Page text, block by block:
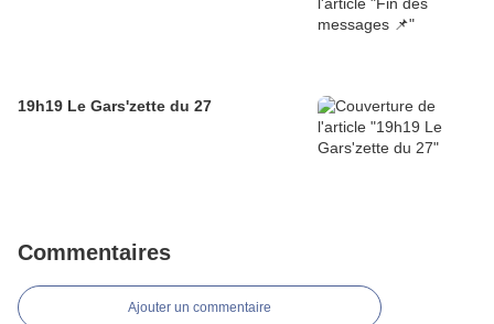
19h19 Le Gars'zette du 27
Commentaires
Ajouter un commentaire